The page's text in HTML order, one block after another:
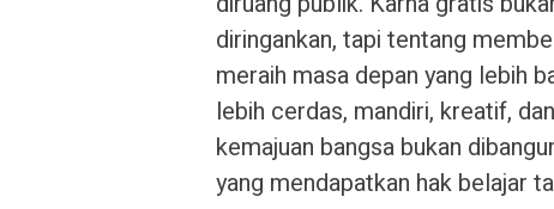
diringankan, tapi tentang
meraih masa depan yang lebih
lebih cerdas, mandiri, kreatif,
kemajuan bangsa bukan
yang mendapatkan hak belajar